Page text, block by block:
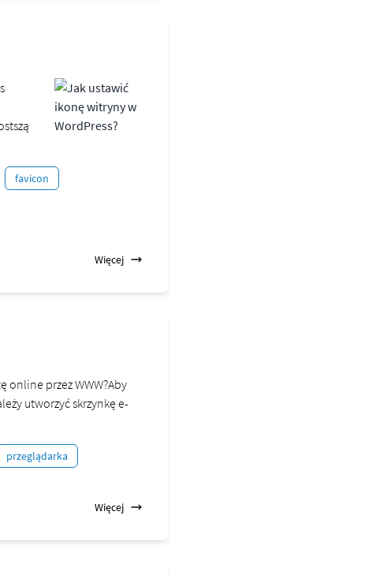
favicon
Więcej
online przez WWW?Aby
utworzyć skrzynkę e-
przeglądarka
Więcej